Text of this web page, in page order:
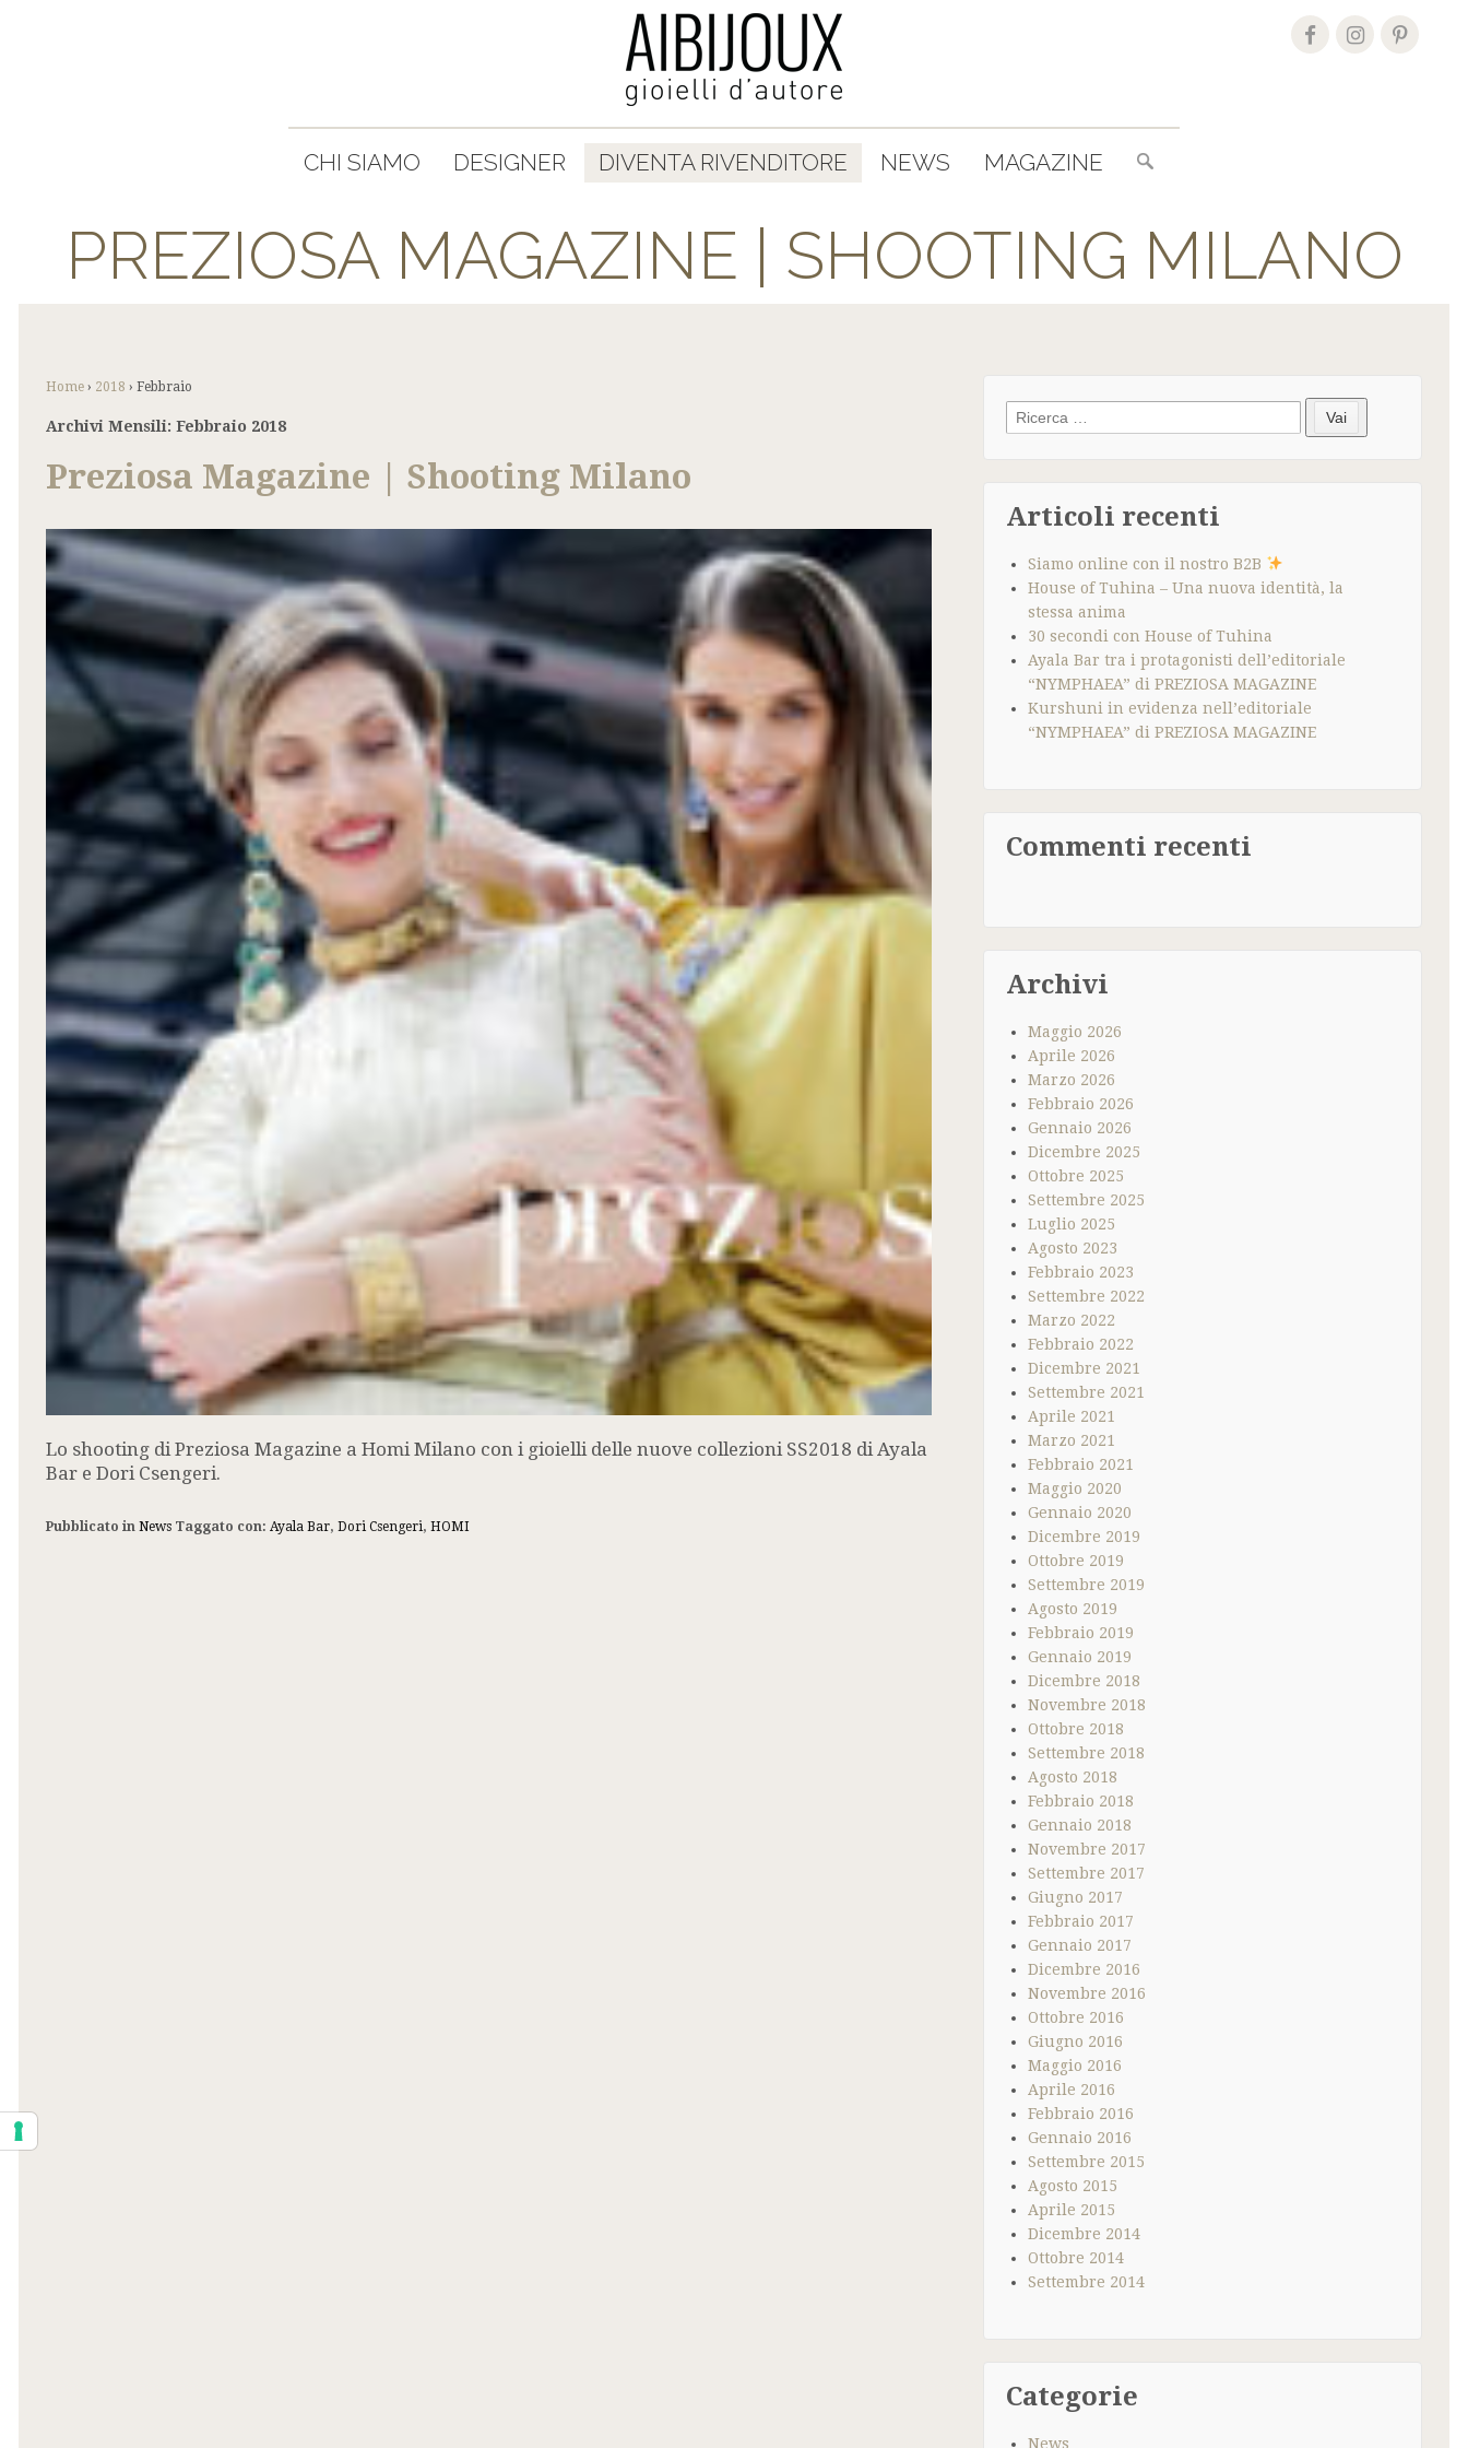
CHI SIAMO DESIGNER DIVENTA RIVENDITORE NEWS MAGAZINE
PREZIOSA MAGAZINE | SHOOTING MILANO
Home › 2018 › Febbraio
Archivi Mensili: Febbraio 2018
Preziosa Magazine | Shooting Milano
Lo shooting di Preziosa Magazine a Homi Milano con i gioielli delle nuove collezioni SS2018 di Ayala
Bar e Dori Csengeri.
Pubblicato in News Taggato con: Ayala Bar, Dori Csengeri, HOMI
Search
for:
Vai
Articoli recenti
Siamo online con il nostro B2B
House of Tuhina – Una nuova identità, la
stessa anima
30 secondi con House of Tuhina
Ayala Bar tra i protagonisti dell’editoriale
“NYMPHAEA” di PREZIOSA MAGAZINE
Kurshuni in evidenza nell’editoriale
“NYMPHAEA” di PREZIOSA MAGAZINE
Commenti recenti
Archivi
Maggio 2026
Aprile 2026
Marzo 2026
Febbraio 2026
Gennaio 2026
Dicembre 2025
Ottobre 2025
Settembre 2025
Luglio 2025
Agosto 2023
Febbraio 2023
Settembre 2022
Marzo 2022
Febbraio 2022
Dicembre 2021
Settembre 2021
Aprile 2021
Marzo 2021
Febbraio 2021
Maggio 2020
Gennaio 2020
Dicembre 2019
Ottobre 2019
Settembre 2019
Agosto 2019
Febbraio 2019
Gennaio 2019
Dicembre 2018
Novembre 2018
Ottobre 2018
Settembre 2018
Agosto 2018
Febbraio 2018
Gennaio 2018
Novembre 2017
Settembre 2017
Giugno 2017
Febbraio 2017
Gennaio 2017
Dicembre 2016
Novembre 2016
Ottobre 2016
Giugno 2016
Maggio 2016
Aprile 2016
Febbraio 2016
Gennaio 2016
Settembre 2015
Agosto 2015
Aprile 2015
Dicembre 2014
Ottobre 2014
Settembre 2014
Categorie
News